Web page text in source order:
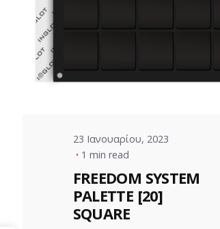
23 Ιανουαρίου, 2023
1 min read
FREEDOM SYSTEM
PALETTE [20]
SQUARE